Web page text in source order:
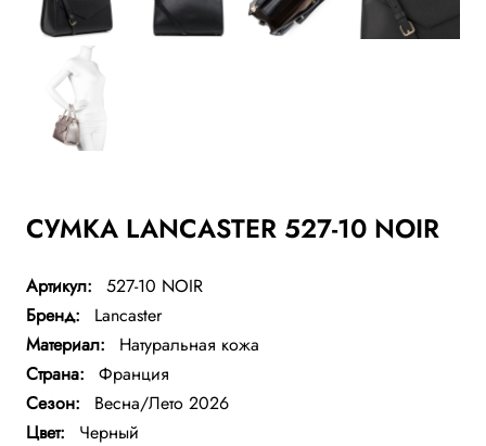
СУМКА LANCASTER 527-10 NOIR
Артикул:
527-10 NOIR
Бренд:
Lancaster
Материал:
Натуральная кожа
Страна:
Франция
Сезон:
Весна/Лето 2026
Цвет:
Черный